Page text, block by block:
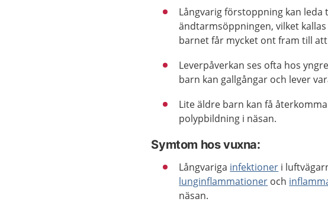
Långvarig förstoppning kan
ändtarmsöppningen, vilket
barnet får mycket ont fram till
Leverpåverkan ses ofta hos
barn kan gallgångar och lever
Lite äldre barn kan få
polypbildning i näsan.
Symtom hos vuxna:
Långvariga infektioner i
lunginflammationer och
näsan.